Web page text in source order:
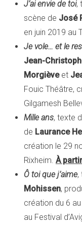
J’ai envie de toi,
scène de José
en juin 2019 au
Je vole… et le
Jean-
Morgièveet
Fouic Théâtre,
Gilgamesh
Mille ans, texte
de Laurance
création le 29
Rixheim. À
Ô toi que j’aime,
Mohissen,
création du 6
au Festival